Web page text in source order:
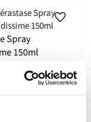
Spray
150ml